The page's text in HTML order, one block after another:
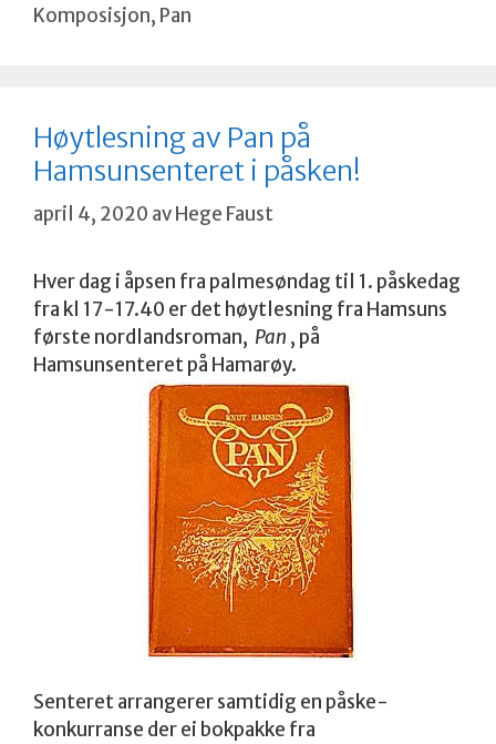
Komposisjon, Pan
Høytlesning av Pan på
Hamsunsenteret i påsken!
april 4, 2020 avHege Faust
Hver dag i åpsen fra palmesøndag til 1. påskedag
fra kl 17-17.40 er det høytlesning fra Hamsuns
første nordlandsroman, Pan , på
Hamsunsenteret på Hamarøy.
Senteret arrangerer samtidig en påske-
konkurranse der ei bokpakke fra